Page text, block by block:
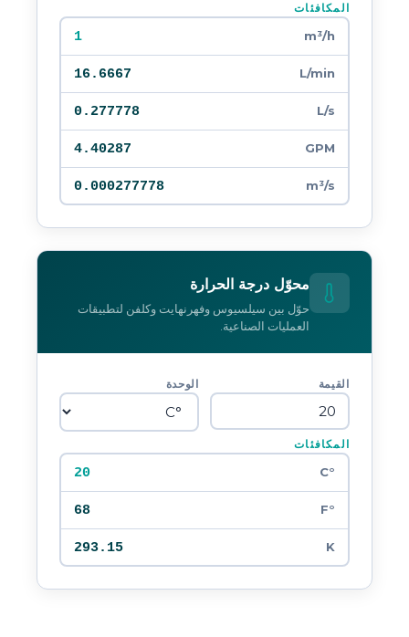
المكافئات
m³/h
1
L/min
16.6667
L/s
0.277778
GPM
4.40287
m³/s
0.000277778
محوّل درجة الحرارة
حوّل بين سيلسيوس وفهرنهايت وكلفن لتطبيقات
العمليات الصناعية.
القيمة الوحدة
المكافئات
°C
20
°F
68
K
293.15